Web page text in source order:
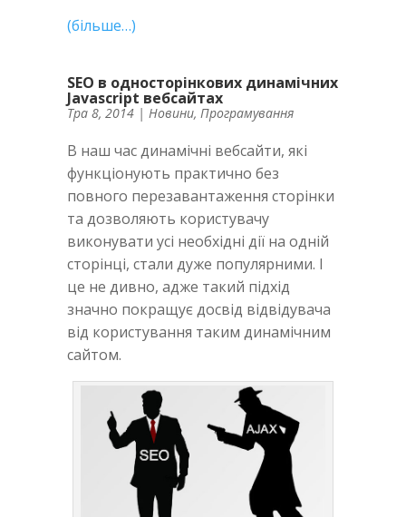
(більше…)
SEO в односторінкових динамічних
Javascript вебсайтах
Тра 8, 2014 | Новини, Програмування
В наш час динамічні вебсайти, які
функціонують практично без
повного перезавантаження сторінки
та дозволяють користувачу
виконувати усі необхідні дії на одній
сторінці, стали дуже популярними. І
це не дивно, адже такий підхід
значно покращує досвід відвідувача
від користування таким динамічним
сайтом.